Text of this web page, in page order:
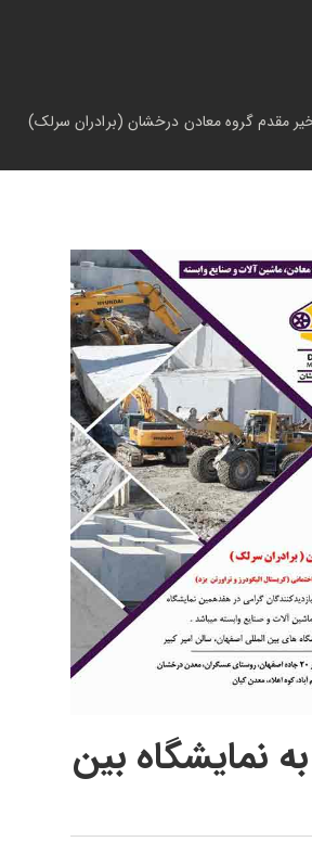
مقدم گروه معادن درخشان (برادران سرلک) به
نمایشگاه بین